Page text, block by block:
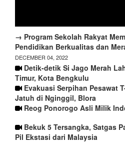
→ Program Sekolah Rakyat
Pendidikan Berkualitas dan
DECEMBER 04, 2022
Detik-detik Si Jago Merah
Timur, Kota Bengkulu
Evakuasi Serpihan Pesawat
Jatuh di Nginggil, Blora
Reog Ponorogo Asli Milik
Bekuk 5 Tersangka, Satgas
Pil Ekstasi dari Malaysia